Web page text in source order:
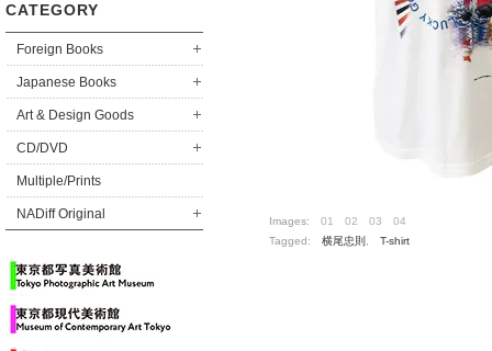
CATEGORY
Foreign Books
Japanese Books
Art & Design Goods
CD/DVD
Multiple/Prints
NADiff Original Images: 01 02 03
04
Tagged: 横尾忠則 T-shirt